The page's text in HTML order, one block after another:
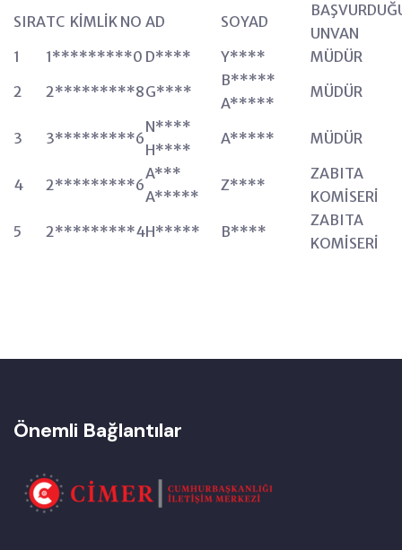
SIRATC KİMLİK NO AD SOYAD
UNVAN
1
1*********0 D**** Y****
MÜDÜR
2
2*********8G****
B*****
A*****
MÜDÜR
3 3*********6
N****
H****
A***** MÜDÜR
4 2*********6
A***
A*****
Z****
ZABITA
KOMİSERİ
5
2*********4H***** B****
ZABITA
KOMİSERİ
Önemli Bağlantılar